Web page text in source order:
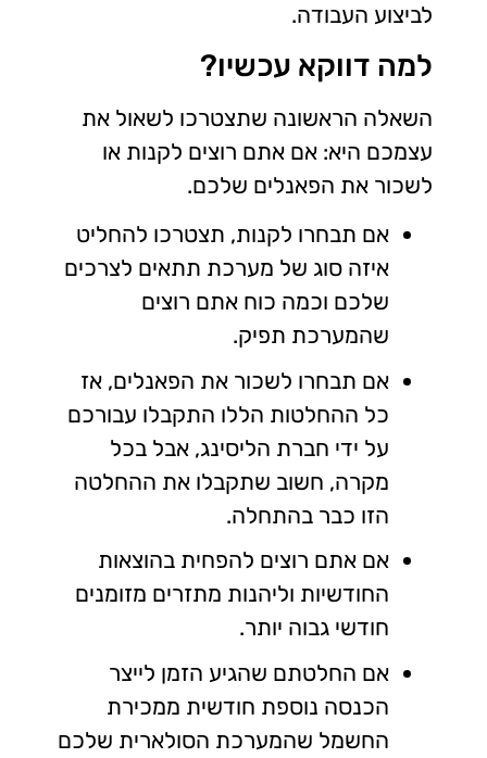
לביצוע העבודה.
למה דווקא עכשיו?
השאלה הראשונה שתצטרכו לשאול את
עצמכם היא: אם אתם רוצים לקנות או
לשכור את הפאנלים שלכם.
אם תבחרו לקנות, תצטרכו להחליט
איזה סוג של מערכת תתאים לצרכים
שלכם וכמה כוח אתם רוצים
שהמערכת תפיק.
אם תבחרו לשכור את הפאנלים, אז
כל ההחלטות הללו התקבלו עבורכם
על ידי חברת הליסינג, אבל בכל
מקרה, חשוב שתקבלו את ההחלטה
הזו כבר בהתחלה.
אם אתם רוצים להפחית בהוצאות
החודשיות וליהנות מתזרים מזומנים
חודשי גבוה יותר.
אם החלטתם שהגיע הזמן לייצר
הכנסה נוספת חודשית ממכירת
החשמל שהמערכת הסולארית שלכם